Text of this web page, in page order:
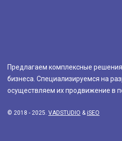
Предлагаем комплексные
бизнеса. Специализируемся на
осуществляем их продвижение в
© 2018 - 2025. VADSTUDIO & iSEO